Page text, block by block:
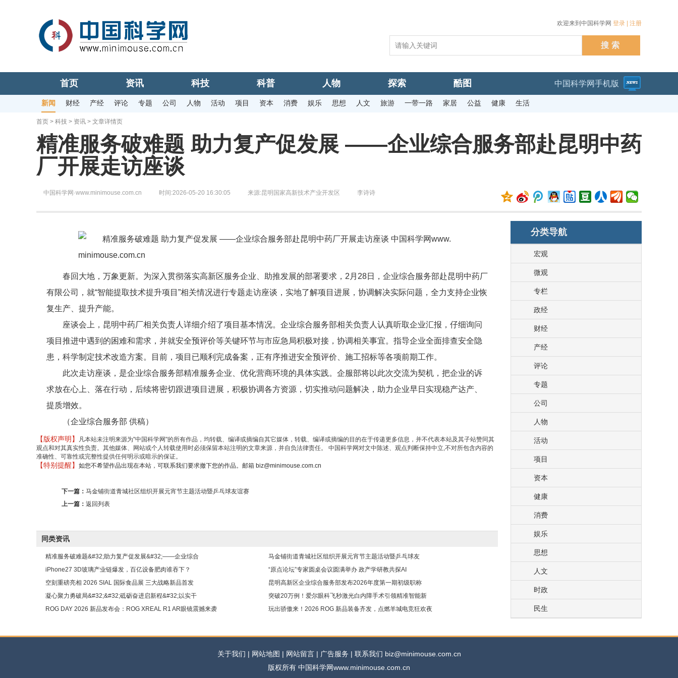
欢迎来到中国科学网 登录 注册
首页 资讯 科技 科普 人物 探索 酷图 中国科学网手机版
新闻 财经 产经 评论 专题 公司 人物 活动 项目 资本 消费 娱乐 思想 人文 旅游 一带一路 家居 公益 健康 生活
首页 > 科技 > 资讯 > 文章详情页
精准服务破难题 助力复产促发展 ——企业综合服务部赴昆明中药
厂开展走访座谈
中国科学网·www.minimouse.com.cn 时间:2026-05-20 16:30:05 来源:昆明国家高新技术产业开发区 李诗诗
春回大地，万象更新。为深入贯彻落实高新区服务企业、助推发展的部署要求，2月28日，企业综合服务部赴昆明中药厂
有限公司，就“智能提取技术提升项目”相关情况进行专题走访座谈，实地了解项目进展，协调解决实际问题，全力支持企业恢
复生产、提升产能。
座谈会上，昆明中药厂相关负责人详细介绍了项目基本情况。企业综合服务部相关负责人认真听取企业汇报，仔细询问
项目推进中遇到的困难和需求，并就安全预评价等关键环节与市应急局积极对接，协调相关事宜。指导企业全面排查安全隐
患，科学制定技术改造方案。目前，项目已顺利完成备案，正有序推进安全预评价、施工招标等各项前期工作。
此次走访座谈，是企业综合服务部精准服务企业、优化营商环境的具体实践。企服部将以此次交流为契机，把企业的诉
求放在心上、落在行动，后续将密切跟进项目进展，积极协调各方资源，切实推动问题解决，助力企业早日实现稳产达产、
提质增效。
（企业综合服务部 供稿）
【版权声明】
凡本站未注明来源为"中国科学网"的所有作品，均转载、编译或摘编自其它媒体，转载、编译或摘编的目的在于传递更多信息，并不代表本站及其子站赞同其
观点和对其真实性负责。其他媒体、网站或个人转载使用时必须保留本站注明的文章来源，并自负法律责任。 中国科学网对文中陈述、观点判断保持中立,不对所包含内容的
准确性、可靠性或完整性提供任何明示或暗示的保证。
【特别提醒】 如您不希望作品出现在本站，可联系我们要求撤下您的作品。邮箱 biz@minimouse.com.cn
下一篇： 马金铺街道青城社区组织开展元宵节主题活动暨乒乓球友谊赛
上一篇： 返回列表
同类资讯
精准服务破难题&#32;助力复产促发展&#32;——企业综合
马金铺街道青城社区组织开展元宵节主题活动暨乒乓球友
iPhone27 3D玻璃产业链爆发，百亿设备肥肉谁吞下？
“原点论坛”专家圆桌会议圆满举办 政产学研教共探AI
空刻重磅亮相 2026 SIAL 国际食品展 三大战略新品首发
昆明高新区企业综合服务部发布2026年度第一期初级职称
凝心聚力勇破局&#32;&#32;砥砺奋进启新程&#32;以实干
突破20万例！爱尔眼科飞秒激光白内障手术引领精准智能新
ROG DAY 2026 新品发布会：ROG XREAL R1 AR眼镜震撼来袭
玩出骄傲来！2026 ROG 新品装备齐发，点燃羊城电竞狂欢夜
分类导航
宏观
微观
专栏
政经
财经
产经
评论
专题
公司
人物
活动
项目
资本
健康
消费
娱乐
思想
人文
时政
民生
关于我们 | 网站地图 | 网站留言 | 广告服务 | 联系我们 biz@minimouse.com.cn
版权所有 中国科学网www.minimouse.com.cn